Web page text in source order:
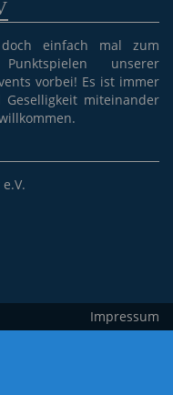
doch einfach mal zum
unserer
vorbei! Es ist immer
miteinander
Impressum